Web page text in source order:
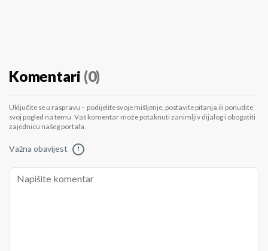
Komentari (0)
Uključite se u raspravu – podijelite svoje mišljenje, postavite pitanja ili ponudite
svoj pogled na temu. Vaš komentar može potaknuti zanimljiv dijalog i obogatiti
zajednicu našeg portala.
Važna obavijest !